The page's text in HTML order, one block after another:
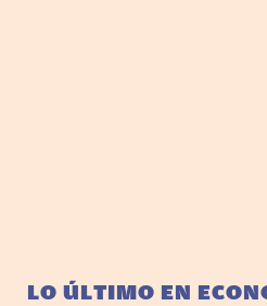
LO ÚLTIMO EN